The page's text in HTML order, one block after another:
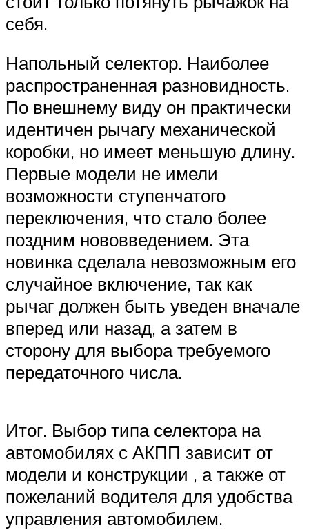
себя.
Напольный селектор. Наиболее
распространенная разновидность.
По внешнему виду он практически
идентичен рычагу механической
коробки, но имеет меньшую длину.
Первые модели не имели
возможности ступенчатого
переключения, что стало более
поздним нововведением. Эта
новинка сделала невозможным его
случайное включение, так как
рычаг должен быть уведен вначале
вперед или назад, а затем в
сторону для выбора требуемого
передаточного числа.
Итог. Выбор типа селектора на
автомобилях с АКПП зависит от
модели и конструкции , а также от
пожеланий водителя для удобства
управления автомобилем.